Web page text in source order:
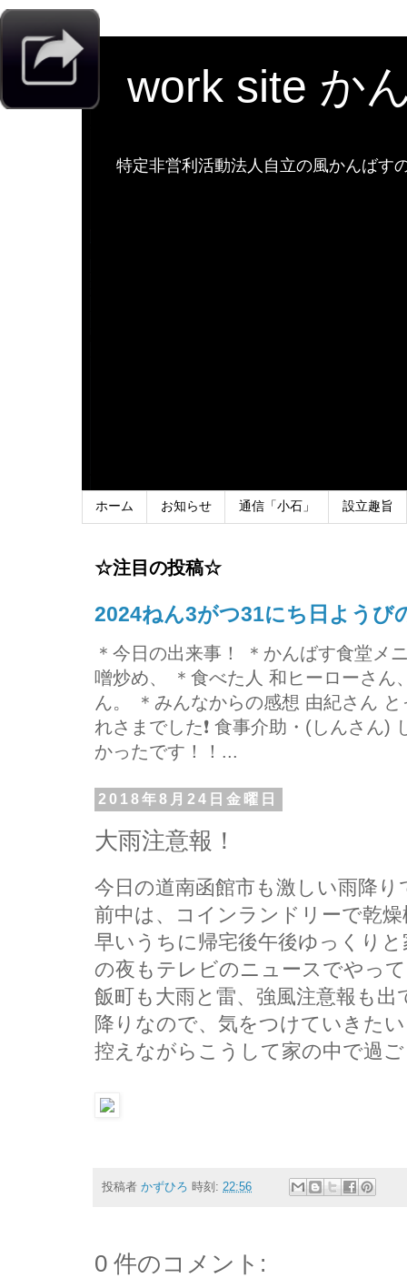
work site か
特定非営利活動法人自立の風かんばす
ホーム お知らせ 通信「小石」 設立趣旨
☆注目の投稿☆
2024ねん3がつ31にち日ようび
＊今日の出来事！ ＊かんばす食堂メ
噌炒め、 ＊食べた人 和ヒーローさん
ん。 ＊みんなからの感想 由紀さん
れさまでした❗ 食事介助・(しんさん)
かったです！！...
2018年8月24日金曜日
大雨注意報！
今日の道南函館市も激しい雨降
前中は、コインランドリーで乾
早いうちに帰宅後午後ゆっくり
の夜もテレビのニュースでやっ
飯町も大雨と雷、強風注意報も
降りなので、気をつけていきた
控えながらこうして家の中で過
投稿者 かずひろ 時刻: 22:56
0 件のコメント: